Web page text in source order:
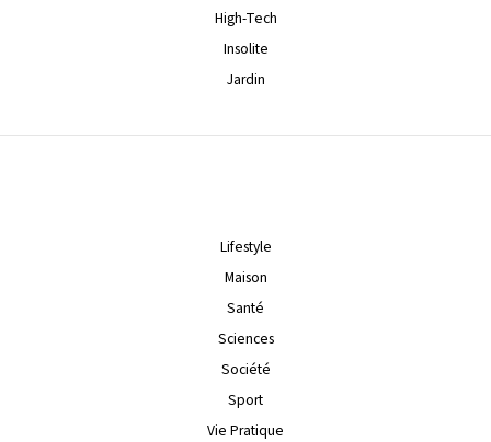
High-Tech
Insolite
Jardin
Lifestyle
Maison
Santé
Sciences
Société
Sport
Vie Pratique